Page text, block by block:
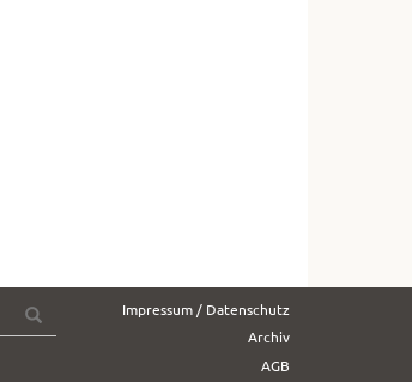
Impressum / Datenschutz
Archiv
AGB
OK